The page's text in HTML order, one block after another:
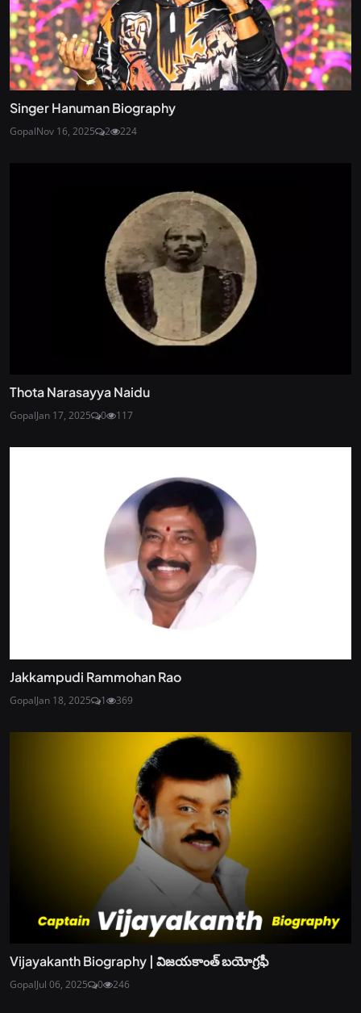
Singer Hanuman Biography
GopalNov 16, 2025 2 224
Thota Narasayya Naidu
GopalJan 17, 2025 0 117
Jakkampudi Rammohan Rao
GopalJan 18, 2025 1 369
Vijayakanth Biography | విజయకాంత్ బయోగ్రఫీ
GopalJul 06, 2025 0 246